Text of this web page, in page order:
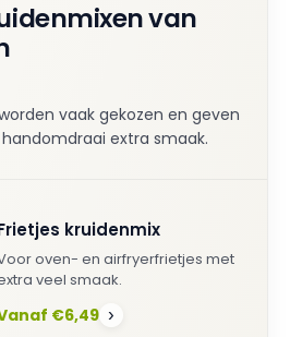
van
vaak gekozen en geven
extra smaak.
kruidenmix
oven- en airfryerfrietjes met
veel smaak.
€6,49 ›